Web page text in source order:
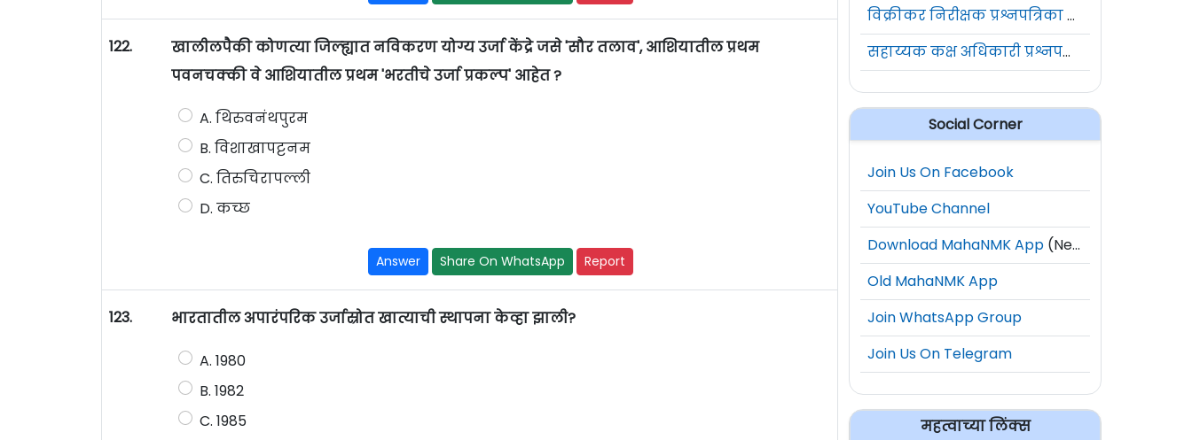
122.
खालीलपैकी कोणत्या जिल्ह्यात नविकरण योग्य उर्जा केंद्रे जसे 'सौर तलाव', आशियातील प्रथम
पवनचक्की वे आशियातील प्रथम 'भरतीचे उर्जा प्रकल्प' आहेत ?
A. थिरुवनंथपुरम
B. विशाखापट्टनम
C. तिरुचिरापल्ली
D. कच्छ
Answer Share On WhatsApp Report
123. भारतातील अपारंपरिक उर्जास्रोत खात्याची स्थापना केव्हा झाली?
A. 1980
B. 1982
C. 1985
विक्रीकर निरीक्षक प्रश्नपत्रिका संच
सहाय्यक कक्ष अधिकारी प्रश्नपत्रिका संच
Social Corner
Join Us On Facebook
YouTube Channel
Download MahaNMK App (New)
Old MahaNMK App
Join WhatsApp Group
Join Us On Telegram
महत्वाच्या लिंक्स